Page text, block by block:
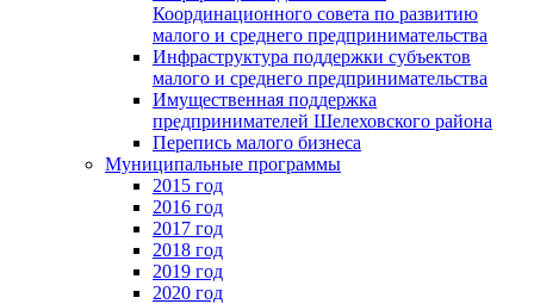
Координационного совета по развитию
малого и среднего предпринимательства
Инфраструктура поддержки субъектов
малого и среднего предпринимательства
Имущественная поддержка
предпринимателей Шелеховского района
Перепись малого бизнеса
Муниципальные программы
2015 год
2016 год
2017 год
2018 год
2019 год
2020 год